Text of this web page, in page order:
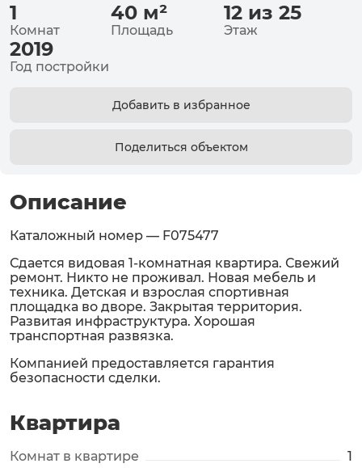
1
Комнат
40 м²
Площадь
12 из 25
Этаж
2019
Год постройки
Добавить в избранное
Поделиться объектом
Описание
Каталожный номер — F075477
Сдается видовая 1-комнатная квартира. Свежий
ремонт. Никто не проживал. Новая мебель и
техника. Детская и взрослая спортивная
площадка во дворе. Закрытая территория.
Развитая инфраструктура. Хорошая
транспортная развязка.
Компанией предоставляется гарантия
безопасности сделки.
Квартира
Комнат в квартире
1